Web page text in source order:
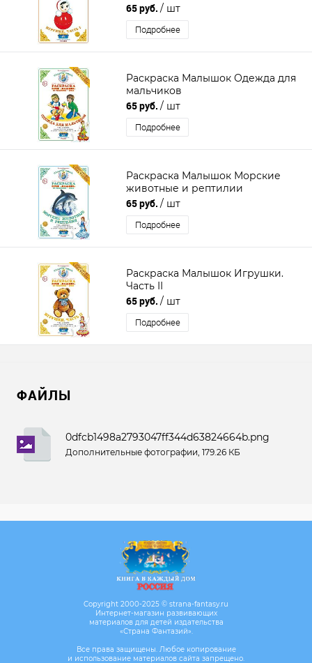
65 руб. / шт
Подробнее
Раскраска Малышок Одежда для
мальчиков
65 руб. / шт
Подробнее
Раскраска Малышок Морские
животные и рептилии
65 руб. / шт
Подробнее
Раскраска Малышок Игрушки.
Часть II
65 руб. / шт
Подробнее
ФАЙЛЫ
0dfcb1498a2793047ff344d63824664b.png
Дополнительные фотографии, 179.26 КБ
Copyright 2000-2025 © strana-fantasy.ru
Интернет-магазин развивающих
материалов для детей издательства
«Страна Фантазий».
Все права защищены. Любое копирование
и использование материалов сайта запрещено.